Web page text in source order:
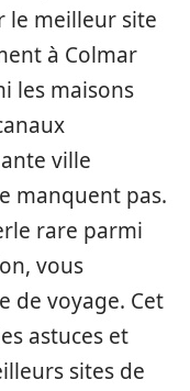
le meilleur site
à Colmar
les maisons
ville
manquent pas.
rare parmi
vous
de voyage. Cet
astuces et
sites de